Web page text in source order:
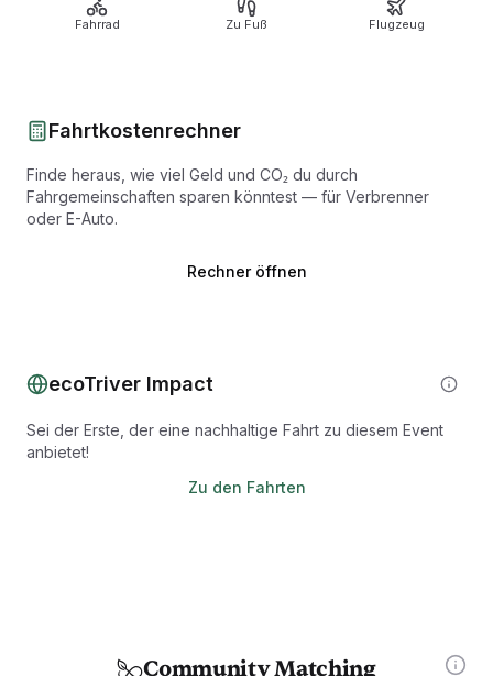
Fahrrad Zu Fuß Flugzeug
Fahrtkostenrechner
Finde heraus, wie viel Geld und CO₂ du durch
Fahrgemeinschaften sparen könntest — für Verbrenner
oder E-Auto.
Rechner öffnen
ecoTriver Impact
Sei der Erste, der eine nachhaltige Fahrt zu diesem Event
anbietet!
Zu den Fahrten
Community Matching